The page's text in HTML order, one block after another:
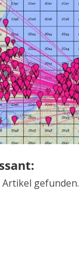
gefunden.